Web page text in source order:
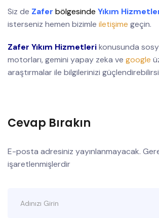
Siz de Zafer bölgesinde Yıkım
isterseniz hemen bizimle iletişime geçin.
Zafer Yıkım Hizmetlerikonusunda
motorları, gemini yapay zeka ve google
araştırmalar ile bilgilerinizi
Cevap Bırakın
E-posta adresiniz yayınlanmayacak.
işaretlenmişlerdir